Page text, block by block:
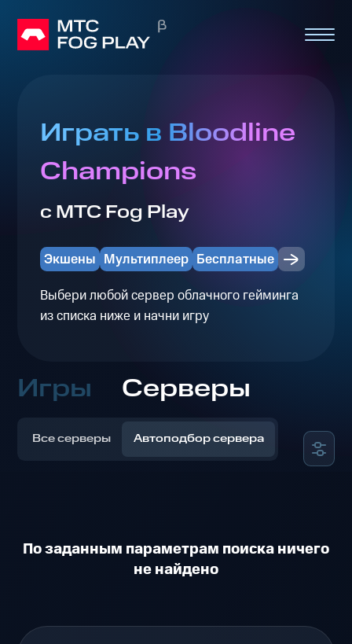
Играть в Bloodline
Champions
с МТС Fog Play
Экшены Мультиплеер Бесплатные
Выбери любой сервер облачного гейминга
из списка ниже и начни игру
Игры Серверы
Все серверы Автоподбор сервера
По заданным параметрам поиска ничего
не найдено